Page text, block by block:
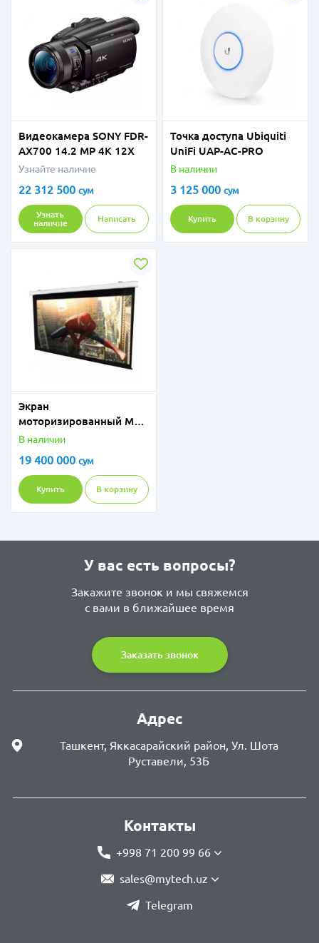
Видеокамера SONY FDR-
AX700 14.2 MP 4K 12X
Узнайте наличие
22 312 500 сум
Узнать
наличие
Написать
Точка доступа Ubiquiti
UniFi UAP-AC-PRO
В наличии
3 125 000 сум
Купить В корзину
Экран
моторизированный Meki
MRS-LF-240D (SL)
В наличии
19 400 000 сум
Купить В корзину
У вас есть вопросы?
Закажите звонок и мы свяжемся
с вами в ближайшее время
Заказать звонок
Адрес
Ташкент, Яккасарайский район, Ул. Шота
Руставели, 53Б
Контакты
+998 71 200 99 66
sales@mytech.uz
Telegram